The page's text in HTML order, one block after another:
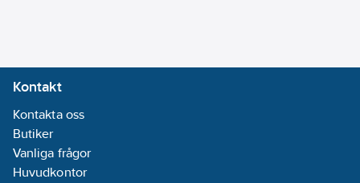
Kontakt
Kontakta oss
Butiker
Vanliga frågor
Huvudkontor